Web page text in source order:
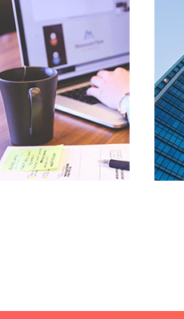
行业圈
金融保险、工业制造、文化传
媒 、公共事业等
金融